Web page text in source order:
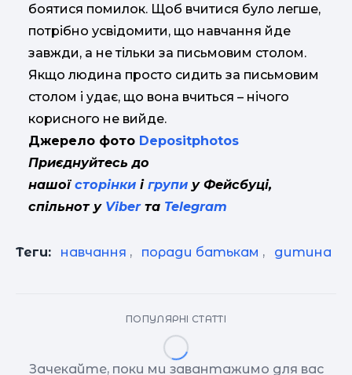
боятися помилок. Щоб вчитися було легше,
потрібно усвідомити, що навчання йде
завжди, а не тільки за письмовим столом.
Якщо людина просто сидить за письмовим
столом і удає, що вона вчиться – нічого
корисного не вийде.
Джерело фото Depositphotos
Приєднуйтесь до
нашої сторінки і групи у Фейсбуці,
спільнот у Viberта Telegram
Теги: навчання , поради батькам , дитина
ПОПУЛЯРНІ СТАТТІ
Зачекайте, поки ми завантажимо для вас